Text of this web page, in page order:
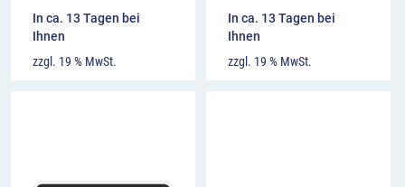
In ca. 13 Tagen bei
Ihnen
zzgl. 19 % MwSt.
In ca. 13 Tagen bei
Ihnen
zzgl. 19 % MwSt.